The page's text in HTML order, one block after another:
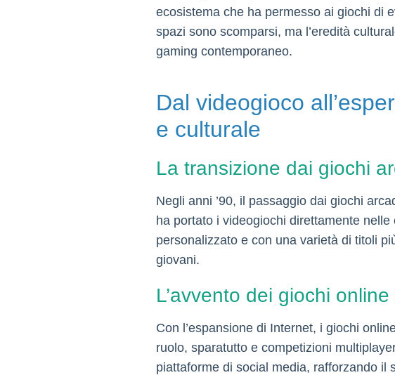
ecosistema che ha permesso ai giochi di
spazi sono scomparsi, ma l’eredità
gaming contemporaneo.
Dal videogioco
e culturale
La transizione dai giochi
Negli anni ’90, il passaggio dai giochi
ha portato i videogiochi direttamente
personalizzato e con una varietà di titoli
giovani.
L’avvento dei giochi
Con l’espansione di Internet, i giochi
ruolo, sparatutto e competizioni
piattaforme di social media, rafforzando il